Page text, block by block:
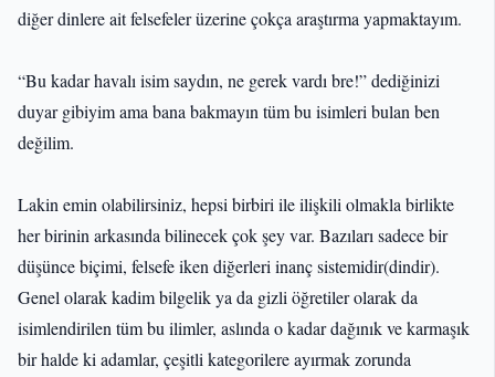
diğer dinlere ait felsefeler üzerine çokça araştırma yapmaktayım.
“Bu kadar havalı isim saydın, ne gerek vardı bre!” dediğinizi
duyar gibiyim ama bana bakmayın tüm bu isimleri bulan ben
değilim.
Lakin emin olabilirsiniz, hepsi birbiri ile ilişkili olmakla birlikte
her birinin arkasında bilinecek çok şey var. Bazıları sadece bir
düşünce biçimi, felsefe iken diğerleri inanç sistemidir(dindir).
Genel olarak kadim bilgelik ya da gizli öğretiler olarak da
isimlendirilen tüm bu ilimler, aslında o kadar dağınık ve karmaşık
bir halde ki adamlar, çeşitli kategorilere ayırmak zorunda